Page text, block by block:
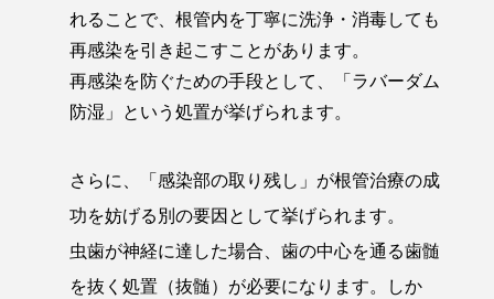
れることで、根管内を丁寧に洗浄・消毒しても
再感染を引き起こすことがあります。
再感染を防ぐための手段として、「ラバーダム
防湿」という処置が挙げられます。
さらに、「感染部の取り残し」が根管治療の成
功を妨げる別の要因として挙げられます。
虫歯が神経に達した場合、歯の中心を通る歯髄
を抜く処置（抜髄）が必要になります。しか